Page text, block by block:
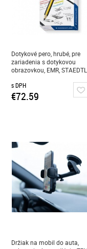
Dotykové pero, hrubé, pre
zariadenia s dotykovou
obrazovkou, EMR,
s DPH
€72.59
Držiak na mobil do auta,